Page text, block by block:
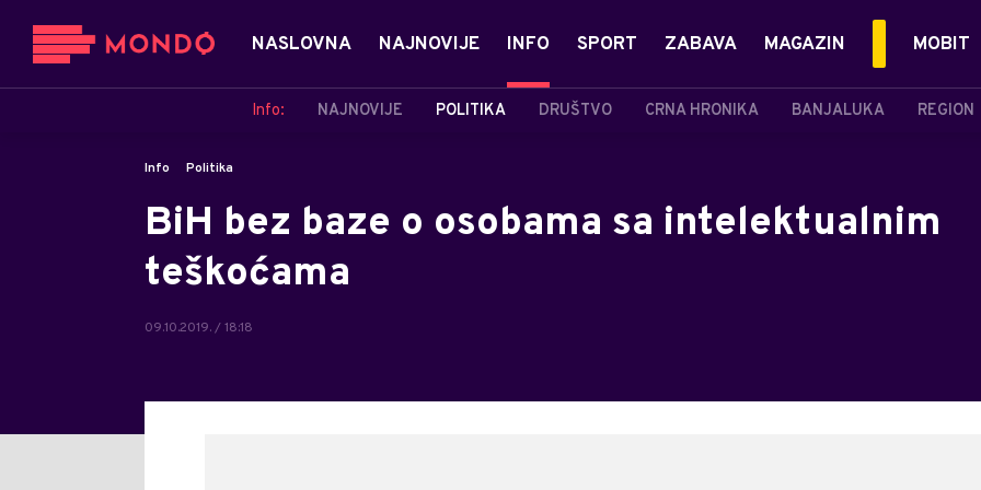
NASLOVNA NAJNOVIJE INFO
Info: NAJNOVIJE POLITIKA DRUŠTVO CRNA HRONIKA BANJALUKA REGION
SPORT ZABAVA MAGAZIN MOBIT
Info Politika
BiH bez baze o osobama sa intelektualnim
teškoćama
09.10.2019. / 18:18